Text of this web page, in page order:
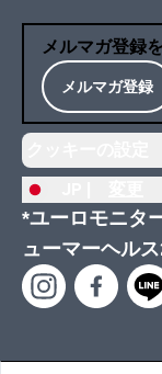
メルマガ登録
メルマガ登録
*ユーロモニタ
ューマーヘル